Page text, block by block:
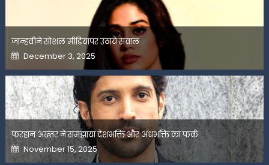
जान्हवीने सोशल मीडियापर उठाये सवाल
Posted
on
December 3, 2025
फरहान अख्तर ने समझाया देशभक्ति और अंधभक्ति का फर्क
Posted
on
November 15, 2025